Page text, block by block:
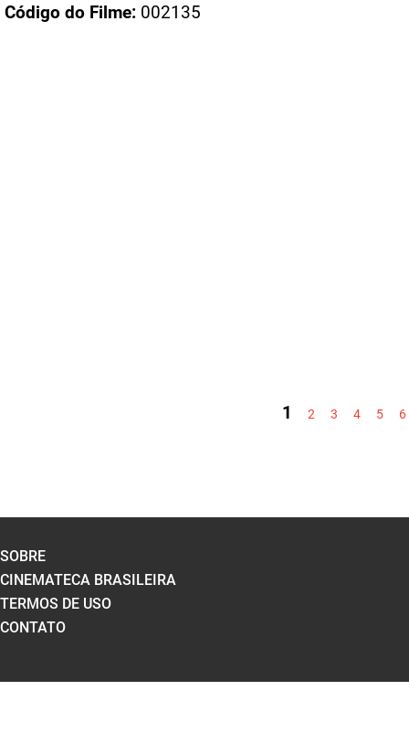
Código do Filme: 002135
1 2 3 4 5 6
SOBRE
CINEMATECA BRASILEIRA
TERMOS DE USO
CONTATO